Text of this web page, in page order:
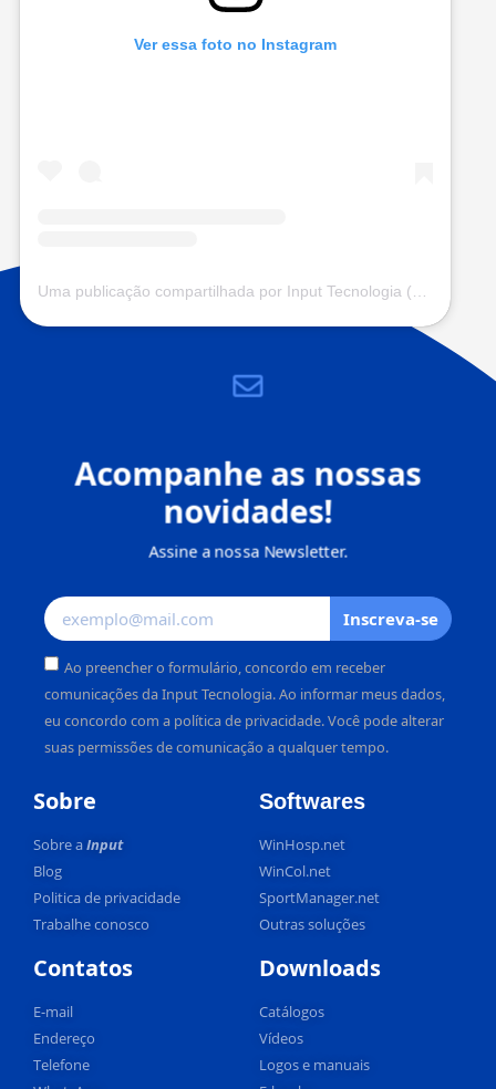
Ver essa foto no Instagram
Uma publicação compartilhada por Input Tecnologia (@input.com.vc)
Acompanhe as nossas
novidades!
Assine a nossa Newsletter.
Ao preencher o formulário, concordo em receber
comunicações da Input Tecnologia. Ao informar meus dados,
eu concordo com a política de privacidade. Você pode alterar
suas permissões de comunicação a qualquer tempo.
Inscreva-se
Sobre
Sobre aInput
Blog
Politica de privacidade
Trabalhe conosco
Softwares
WinHosp.net
WinCol.net
SportManager.net
Outras soluções
Contatos
E-mail
Endereço
Telefone
Downloads
Catálogos
Vídeos
Logos e manuais